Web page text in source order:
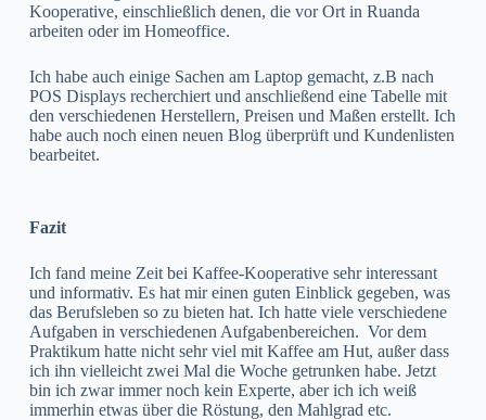
Kooperative, einschließlich denen, die vor Ort in Ruanda
arbeiten oder im Homeoffice.
Ich habe auch einige Sachen am Laptop gemacht, z.B nach
POS Displays recherchiert und anschließend eine Tabelle mit
den verschiedenen Herstellern, Preisen und Maßen erstellt. Ich
habe auch noch einen neuen Blog überprüft und Kundenlisten
bearbeitet.
Fazit
Ich fand meine Zeit bei Kaffee-Kooperative sehr interessant
und informativ. Es hat mir einen guten Einblick gegeben, was
das Berufsleben so zu bieten hat. Ich hatte viele verschiedene
Aufgaben in verschiedenen Aufgabenbereichen. Vor dem
Praktikum hatte nicht sehr viel mit Kaffee am Hut, außer dass
ich ihn vielleicht zwei Mal die Woche getrunken habe. Jetzt
bin ich zwar immer noch kein Experte, aber ich ich weiß
immerhin etwas über die Röstung, den Mahlgrad etc.